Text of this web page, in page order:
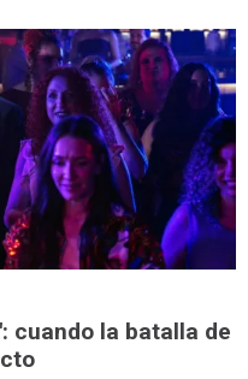
cuando la batalla de